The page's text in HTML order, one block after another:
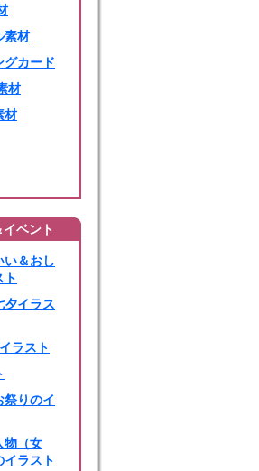
素材
グカード
材
材
ベント
い＆おし
ト
夕イラス
ラスト
祭りのイ
物（女
イラスト